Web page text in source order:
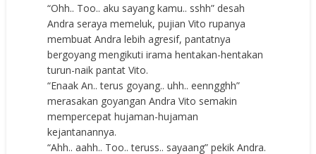
“Ohh.. Too.. aku sayang kamu.. sshh” desah
Andra seraya memeluk, pujian Vito rupanya
membuat Andra lebih agresif, pantatnya
bergoyang mengikuti irama hentakan-hentakan
turun-naik pantat Vito.
“Enaak An.. terus goyang.. uhh.. eenngghh”
merasakan goyangan Andra Vito semakin
mempercepat hujaman-hujaman
kejantanannya.
“Ahh.. aahh.. Too.. teruss.. sayaang” pekik Andra.